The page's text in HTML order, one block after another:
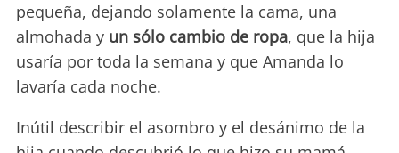
pequeña, dejando solamente la cama, una
almohada y un sólo cambio de ropa, que la hija
usaría por toda la semana y que Amanda lo
lavaría cada noche.
Inútil describir el asombro y el desánimo de la